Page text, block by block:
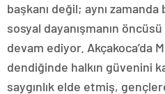
başkanı değil; aynı zamanda
sosyal dayanışmanın
devam ediyor. Akçakoca’da
dendiğinde halkın güvenini
saygınlık elde etmiş,